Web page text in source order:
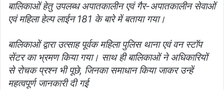
बालिकाओं हेतु उपलब्ध अपातकालीन एवं गैर-अपातकालीन सेवाओं
एवं महिला हेल्प लाईन 181 के बारे में बताया गया।
बालिकाओं द्वारा उत्साह पूर्वक महिला पुलिस थाना एवं वन स्टॉप
सेंटर का भ्रमण किया गया। साथ ही बालिकाओं ने अधिकारियों
से रोचक प्रश्न भी पूछे, जिनका समाधान किया जाकर उन्हें
महत्वपूर्ण जानकारी दी गई